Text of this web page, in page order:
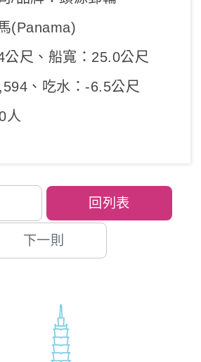
(Panama)
尺、船寬：25.0公尺
、吃水：-6.5公尺
人
回列表
下一則